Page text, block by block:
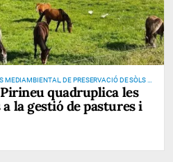
MEDIAMBIENTAL, DE PRESERVACIÓ DE SÒLS I
Pirineu quadruplica les
la gestió de pastures i